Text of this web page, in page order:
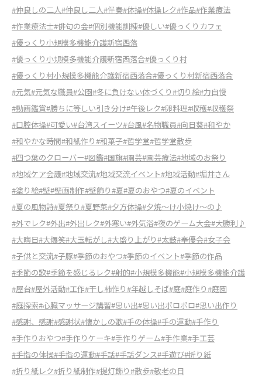
#仲良しの二人#仲良し二人#伴奏#体操#体操レク#作品#作業療法
#作業療法士#俳句の会#個別機能訓練#優しい#優っくりカフェ
#優っくり小規模多機能介護新宿西落
#優っくり小規模多機能介護新宿西落合#優っくり村
#優っくり村小規模多機能介護新宿西落合#優っくり村新宿西落合
#元気#元気な職員#公園#冬に負けない体づくり#切り絵#力自慢
#動画鑑賞#勝ちに等しい引き分け#午後レク#卵料理#収穫#収穫祭
#口腔体操#可愛い#台湾スイーツ#台風#名物職員#向日葵#和やか
#和やかな時間#和紙作り#和菓子#哲学堂#哲学堂散歩
#四つ葉のクローバー#図鑑#国旗#園芸#園芸療法#地域のお祭り
#地域ケア会議#地域交流#地域交流イベント#地域活動#堀井さん
#塗り絵#壁#壁画制作#壁飾り#夏#夏のおやつ#夏のイベント
#夏の風物詩#夏祭り#夏野菜#夕方体操#夕焼〜け小焼け〜の♪
#外でレク#外出#外出レク#外寒い#外気浴#夜のゲーム大会#大勝利♪
#大晦日#大爆笑#大玉転がし#大盛り上がり#太鼓#奉優会#女子会
#子供と交流#子豚#季節のおやつ#季節のイベント#季節の作品
#季節の歌#季節を感じるレク#射的#小規模多機能#小規模多機能介護
#屋台#屋外活動#工作#干し柿作り#年越しそば#庭#庭作り#庭園
#庭探索#心臓マッサージ講習#思い出#思い出ポロポロ#思い出作り
#感謝、感謝#感謝状#懐かしの歌#手の体操#手の運動#手作り
#手作りおやつ#手作りケーキ#手作りゲーム#手作業#手工芸
#手指の体操#手指の運動#手話#手話ダンス#手遊び#折り紙
#折り紙レク#折り紙制作#提灯飾り#散歩#敬老の日